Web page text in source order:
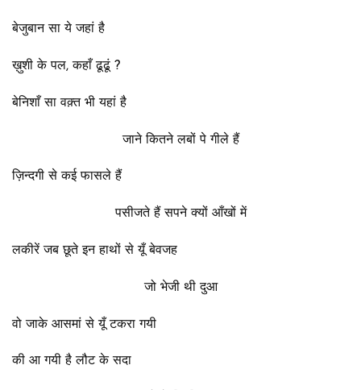
बेजुबान सा ये जहां है
ख़ुशी के पल, कहाँ ढूढूं ?
बेनिशाँ सा वक़्त भी यहां है
जाने कितने लबों पे गीले हैं
ज़िन्दगी से कई फासले हैं
पसीजते हैं सपने क्यों आँखों में
लकीरें जब छूते इन हाथों से यूँ बेवजह
जो भेजी थी दुआ
वो जाके आसमां से यूँ टकरा गयी
की आ गयी है लौट के सदा